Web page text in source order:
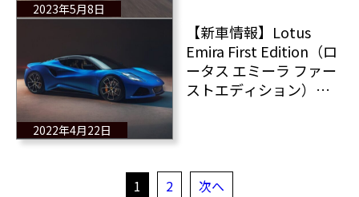
2023年5月8日
ツ対決
2022年4月22日
【新車情報】Lotus
Emira First Edition（ロ
ータス エミーラ ファー
ストエディション）⽇
1 2 次へ